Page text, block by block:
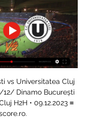
vs Universitatea Cluj
12/ Dinamo București
H2H • 09.12.2023 ≡